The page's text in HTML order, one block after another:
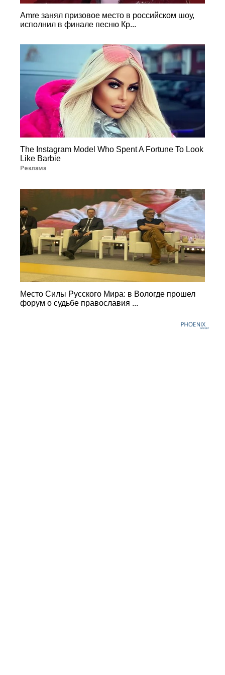
Amre занял призовое место в российском шоу,
исполнил в финале песню Кр...
The Instagram Model Who Spent A Fortune To Look
Like Barbie
Реклама
Место Силы Русского Мира: в Вологде прошел
форум о судьбе православия ...